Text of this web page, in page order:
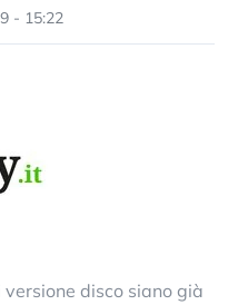
- 15:22
versione disco siano già